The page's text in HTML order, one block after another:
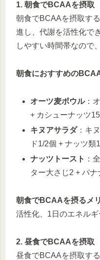
1. 朝食でBCAAを摂取
朝食でBCAAを摂取す
進し、代謝を活性化で
しやすい時間帯なので
朝食におすすめの
オーツ麦ボウル：
+ カシューナッツ
キヌアサラダ：キ
ド1/2個 + ナッツ類
ナッツトースト ：
ター大さじ2 + バナ
朝食でBCAAを摂るメ
活性化、1日のエネル
2. 昼食でBCAAを摂取
昼食でBCAAを摂取す